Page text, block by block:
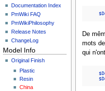
Documentation Index
PmWiki FAQ
PmWikiPhilosophy
Release Notes
ChangeLog
Model Info
Original Finish
Plastic
Resin
China
De
mots
qui